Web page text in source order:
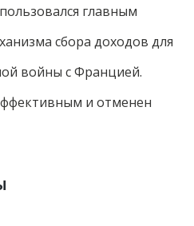
главным
сбора доходов для
войны с Францией.
и отменен